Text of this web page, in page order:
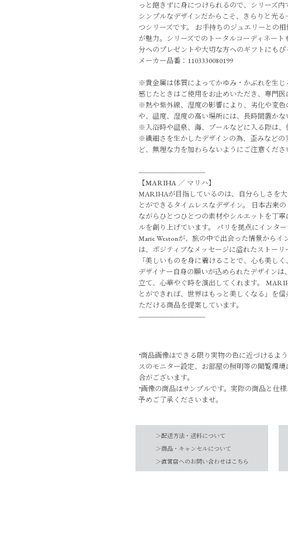
っと飽きずに身につけられるので、シリーズ内
シンプルなデザインだからこそ、きらりと光
つシリーズです。 お手持ちのジュエリーとの
が魅力。シリーズでのトータルコーディネー
分へのプレゼントや大切な方へのギフトにもぴ
メーカー品番：1103330080199
※貴金属は体質によってかゆみ・かぶれを生
感じたときはご使用をお止めいただき、専門医
※熱や紫外線、湿度の影響により、劣化や変
や、温度、湿度の高い場所には、長時間置かな
※入浴時や温泉、海、プールなどに入る際は、
※繊細さを生かしたデザインの為、歪みなど
ど、無理な力を加わらないようにご注意くださ
--------------------------------------
【MARIHA／ マリハ】
MARIHAが目指しているのは、自分らしさを
とができるタイムレスなデザイン。 日本古来
ながらひとつひとつの素材やシルエットを丁
ルを創り上げています。 パリを拠点にインタ
Marie Westonが、旅の中で出会った情景から
は、ポジティブなメッセージに溢れたストーリ
「美しいものを身に着けることで、心も美し
デザイナー自身の願いが込められたデザイン
立て、心華やぐ時を演出してくれます。
とができれば、世界はもっと美しくなる」を
ただける商品を提案しています。
--------------------------------------
*商品画像はできる限り実物の色に近づけるよ
スのモニター設定、お部屋の照明等の閲覧環
合がございます。
*画像の商品はサンプルです。実際の商品と仕
予めご了承くださいませ。
品番
0324110123
素材
K18YG ダイヤモンド (0.05ct
-
【お届け希望日につきまして】
＞配送方法・送料について
＞商品・キャンセルについて
＞直営店へのお問い合わせはこちら